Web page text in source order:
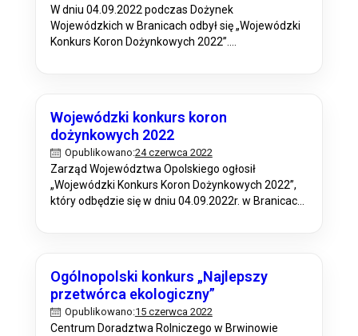
W dniu 04.09.2022 podczas Dożynek
Wojewódzkich w Branicach odbył się „Wojewódzki
Konkurs Koron Dożynkowych 2022”.
partnerem – Opolski Ośrodek Doradztwa
Rolniczego, który odpowiedzialny był za obsługę
punktu informacyjnego oraz rejestrację delegacji z
koronami dożynkowymi. Korony oceniane były
przez Komisję…
Wojewódzki konkurs koron
dożynkowych 2022
Opublikowano:24 czerwca 2022
Zarząd Województwa Opolskiego ogłosił
„Wojewódzki Konkurs Koron Dożynkowych 2022”,
który odbędzie się w dniu 04.09.2022r. w Branicach
identyfikacja i promocja przedsięwzięć kulturalnych
pielęgnujących tradycje województwa opolskiego,
prezentacja bogactwa plonów wkomponowanych
w koronę dożynkową/pracę plastyczną, promocja
Ogólnopolski konkurs „Najlepszy
przetwórca ekologiczny”
Opublikowano:15 czerwca 2022
Centrum Doradztwa Rolniczego w Brwinowie